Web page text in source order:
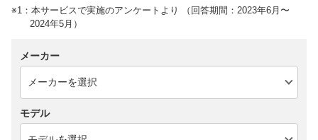
※1：本サービスで実施のアンケートより （回答期間：2023年6月〜
2024年5月）
メーカー
モデル